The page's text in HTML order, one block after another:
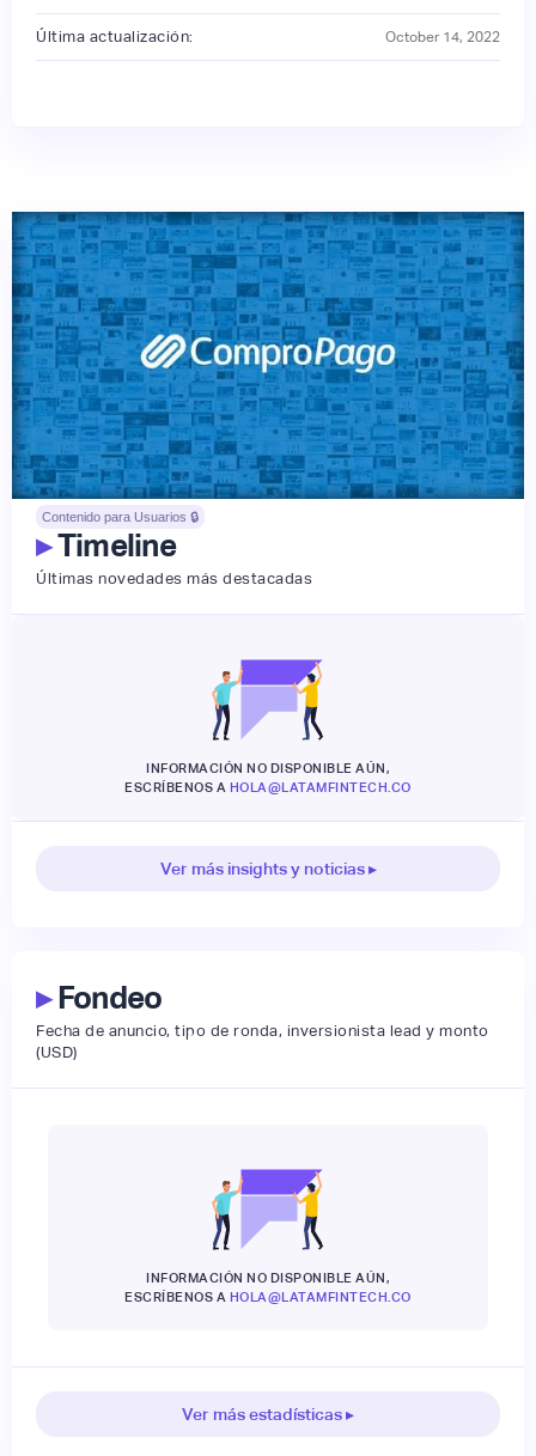
Última actualización: October 14, 2022
Contenido para Usuarios 🔒
▸Timeline
Últimas novedades más destacadas
INFORMACIÓN NO DISPONIBLE AÚN,
ESCRÍBENOS A HOLA@LATAMFINTECH.CO
Ver más insights y noticias ▸
▸Fondeo
Fecha de anuncio, tipo de ronda, inversionista lead y monto
(USD)
INFORMACIÓN NO DISPONIBLE AÚN,
ESCRÍBENOS A HOLA@LATAMFINTECH.CO
Ver más estadísticas ▸